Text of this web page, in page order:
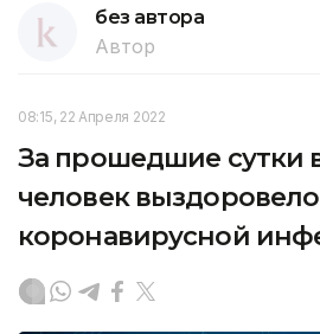
без автора
Автор
08:15, 22 Апреля 2022
За прошедшие сутки в
человек
коронавирусной